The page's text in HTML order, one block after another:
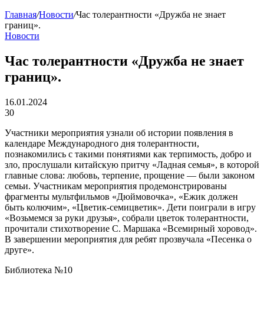
Главная/Новости/Час толерантности «Дружба не знает
границ».
Новости
Час толерантности «Дружба не знает
границ».
16.01.2024
30
Участники мероприятия узнали об истории появления в
календаре Международного дня толерантности,
познакомились с такими понятиями как терпимость, добро и
зло, прослушали китайскую притчу «Ладная семья», в которой
главные слова: любовь, терпение, прощение — были законом
семьи. Участникам мероприятия продемонстрированы
фрагменты мультфильмов «Дюймовочка», «Ежик должен
быть колючим», «Цветик-семицветик». Дети поиграли в игру
«Возьмемся за руки друзья», собрали цветок толерантности,
прочитали стихотворение С. Маршака «Всемирный хоровод».
В завершении мероприятия для ребят прозвучала «Песенка о
друге».
Библиотека №10